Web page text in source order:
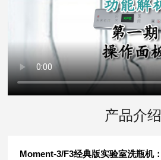
产品介绍
Moment-3/F3经典版实验室洗瓶机：